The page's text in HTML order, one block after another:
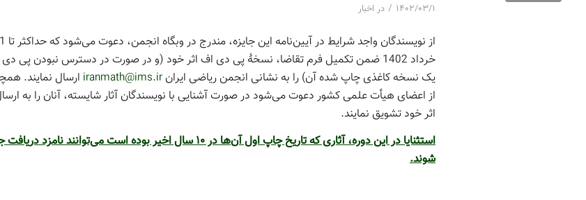
۱۴۰۲/۰۳/۱ / در اخبار
از نویسندگان واجد
خرداد 1402 ضمن تکمیل فرم تقاضا، نسخۀ پی دی اف اثر خود (و در صورت در دسترس نبودن پی
یک نسخه کاغذی چاپ شده آن) را به نشانی انجمن ریاضی ایران iranmath@ims.ir ارسال نمایند.
از اعضای هیأت علمی کشور دعوت می‌شود در صورت آشنایی با نویسندگان آثار شایسته، آنان را به
اثر خود تشویق نمایند.
استثنایا در این دوره، آثاری که تاریخ چاپ اول آن‌ها در 10 سال اخیر بوده است می‌توانند نامزد
شوند.